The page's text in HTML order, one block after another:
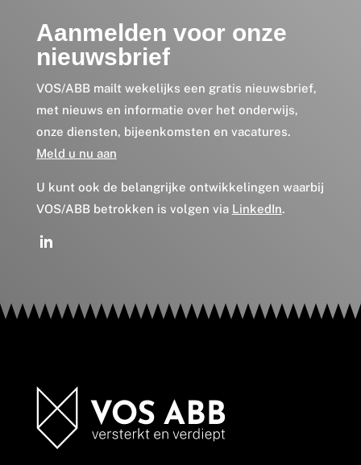
Aanmelden voor onze
nieuwsbrief
VOS/ABB mailt wekelijks een gratis nieuwsbrief,
met nieuws en informatie over het onderwijs,
onze diensten, bijeenkomsten en vacatures.
Meld u nu aan
U kunt ook de belangrijke ontwikkelingen waarbij
VOS/ABB betrokken is volgen via LinkedIn.